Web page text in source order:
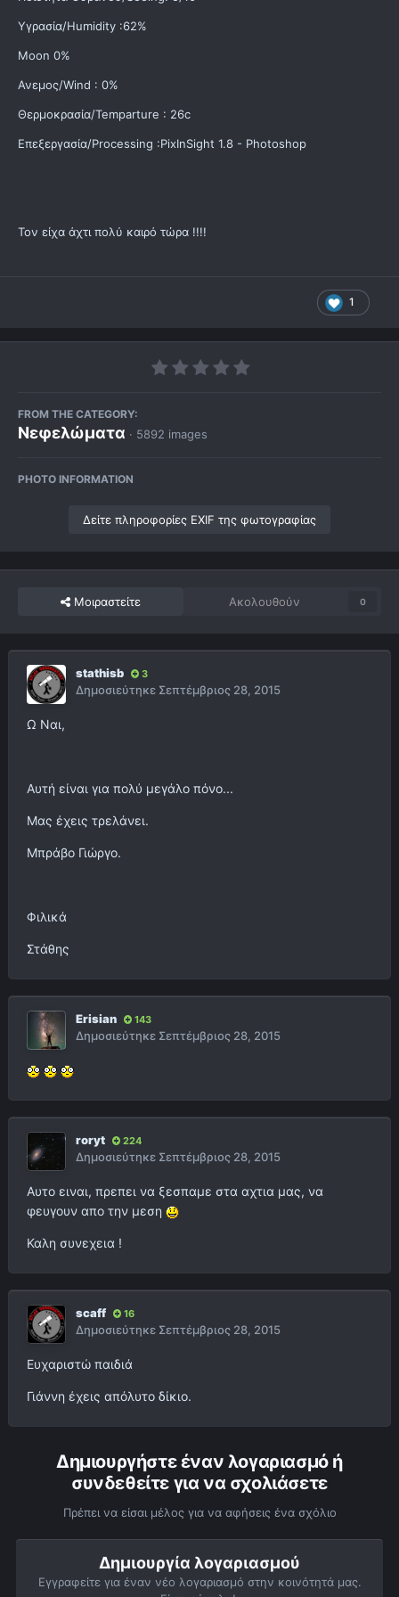
Υγρασία/Humidity :62%
Moon 0%
Ανεμος/Wind : 0%
Θερμοκρασία/Temparture : 26c
Επεξεργασία/Processing :PixInSight 1.8 - Photoshop
Τον είχα άχτι πολύ καιρό τώρα !!!!
1
FROM THE CATEGORY:
Νεφελώματα · 5892 images
PHOTO INFORMATION
Δείτε πληροφορίες EXIF της φωτογραφίας
Μοιραστείτε Ακολουθούν 0
stathisb 3
Δημοσιεύτηκε Σεπτέμβριος 28, 2015
Ω Ναι,
Αυτή είναι για πολύ μεγάλο πόνο...
Μας έχεις τρελάνει.
Μπράβο Γιώργο.
Φιλικά
Στάθης
Erisian 143
Δημοσιεύτηκε Σεπτέμβριος 28, 2015
roryt 224
Δημοσιεύτηκε Σεπτέμβριος 28, 2015
Αυτο ειναι, πρεπει να ξεσπαμε στα αχτια μας, να
φευγουν απο την μεση
Καλη συνεχεια !
scaff 16
Δημοσιεύτηκε Σεπτέμβριος 28, 2015
Ευχαριστώ παιδιά
Γιάννη έχεις απόλυτο δίκιο.
Δημιουργήστε έναν λογαριασμό ή
συνδεθείτε για να σχολιάσετε
Πρέπει να είσαι μέλος για να αφήσεις ένα σχόλιο
Δημιουργία λογαριασμού
Εγγραφείτε για έναν νέο λογαριασμό στην κοινότητά μας.